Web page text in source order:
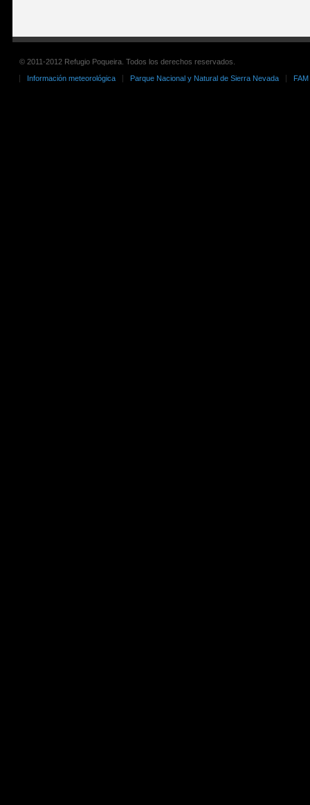
© 2011-2012 Refugio Poqueira. Todos los derechos reservados.
Información meteorológica
Parque Nacional y Natural de Sierra Nevada FAM